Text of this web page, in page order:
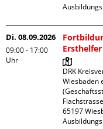
Di. 08.09.2026
09:00 - 17:00
Uhr
DRK
Wiesbaden
65197